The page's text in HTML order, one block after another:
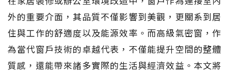
外的重要介面，其品質不僅影響到美觀，更關系到居
住與工作的舒適度以及能源效率。而高級氣密窗，作
為當代窗戶技術的卓越代表，不僅能提升空間的整體
質感，還能帶來諸多實際的生活與經濟效益。本文將